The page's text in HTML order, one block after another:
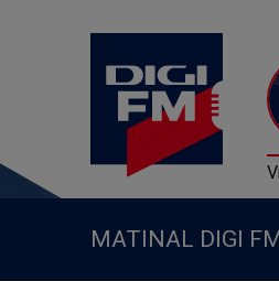
MATINAL DIGI